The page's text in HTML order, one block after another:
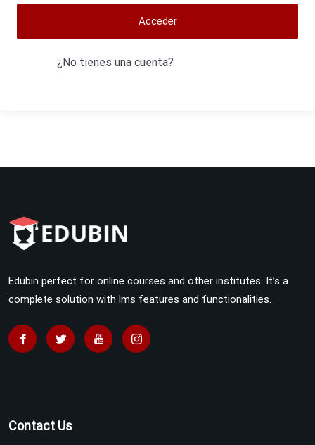
Acceder
¿No tienes una cuenta?
Edubin perfect for online courses and other institutes. It’s a
complete solution with lms features and functionalities.
Contact Us